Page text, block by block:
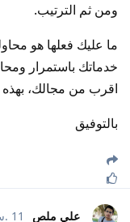
ومن ثم الترتيب.
ما عليك فعلها هو
خدماتك باستمرار
اقرب من مجالك،
بالتوفيق
علي ملص 11 .سبتمبر 2024